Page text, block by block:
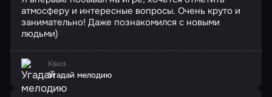
атмосферу и интересные вопросы. Очень круто и
занимательно! Даже познакомился с новыми
людьми)
Квиз
Угадай мелодию